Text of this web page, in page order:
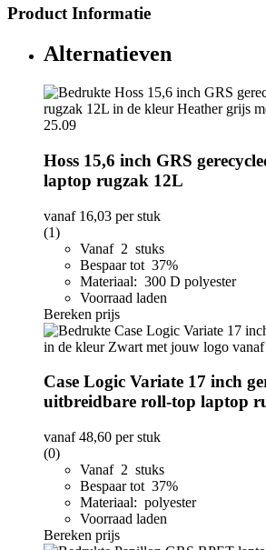
Product Informatie
Alternatieven
Hoss 15,6 inch GRS
laptop rugzak 12L
vanaf 16,03 per stuk
(1)
Vanaf 2 stuks
Bespaar tot 37%
Materiaal: 300 D polyester
Voorraad laden
Bereken prijs
Case Logic Variate 17 inch
uitbreidbare roll-top laptop
vanaf48,60 per stuk
(0)
Vanaf 2 stuks
Bespaar tot 37%
Materiaal: polyester
Voorraad laden
Bereken prijs